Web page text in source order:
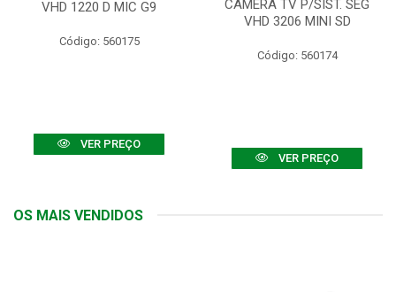
VHD 1220 D MIC G9
Código: 560175
VER PREÇO
CAMERA TV P/SIST. SEG
VHD 3206 MINI SD
Código: 560174
VER PREÇO
OS MAIS VENDIDOS